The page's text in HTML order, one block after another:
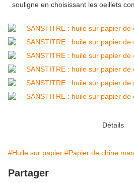
souligne en choisissant les oeillets
Détails
#Huile sur papier #Papier de chine
Partager